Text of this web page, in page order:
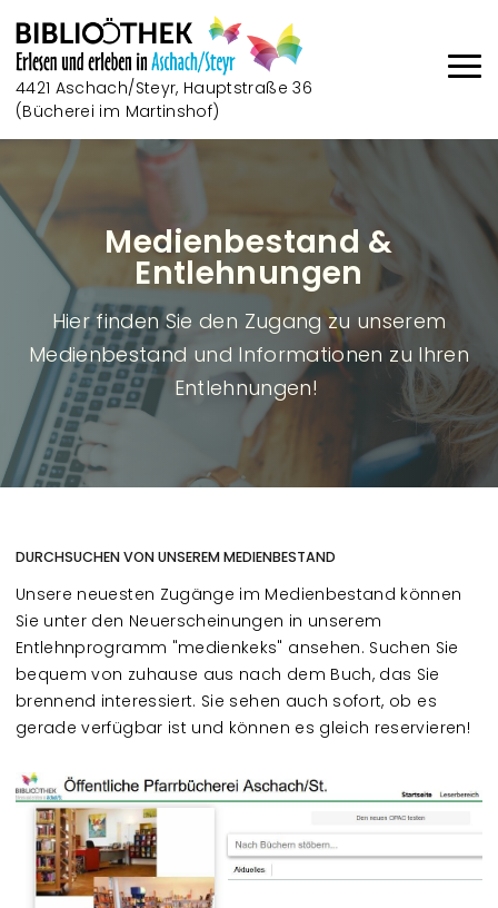
Direkt zum Inhalt
4421 Aschach/Steyr, Hauptstraße 36
(Bücherei im Martinshof)
Medienbestand &
Entlehnungen
Hier finden Sie den Zugang zu unserem
Medienbestand und Informationen zu Ihren
Entlehnungen!
DURCHSUCHEN VON UNSEREM MEDIENBESTAND
Unsere neuesten Zugänge im Medienbestand können
Sie unter den Neuerscheinungen in unserem
Entlehnprogramm "medienkeks" ansehen. Suchen Sie
bequem von zuhause aus nach dem Buch, das Sie
brennend interessiert. Sie sehen auch sofort, ob es
gerade verfügbar ist und können es gleich reservieren!